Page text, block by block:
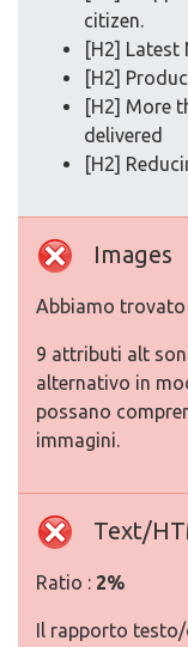
citizen.
[H2] Latest
[H2]
[H2] More
delivered
[H2]
Images
Abbiamo trovato
9 attributi alt
alternativo in
possano
immagini.
Text/
Ratio : 2%
Il rapporto testo/